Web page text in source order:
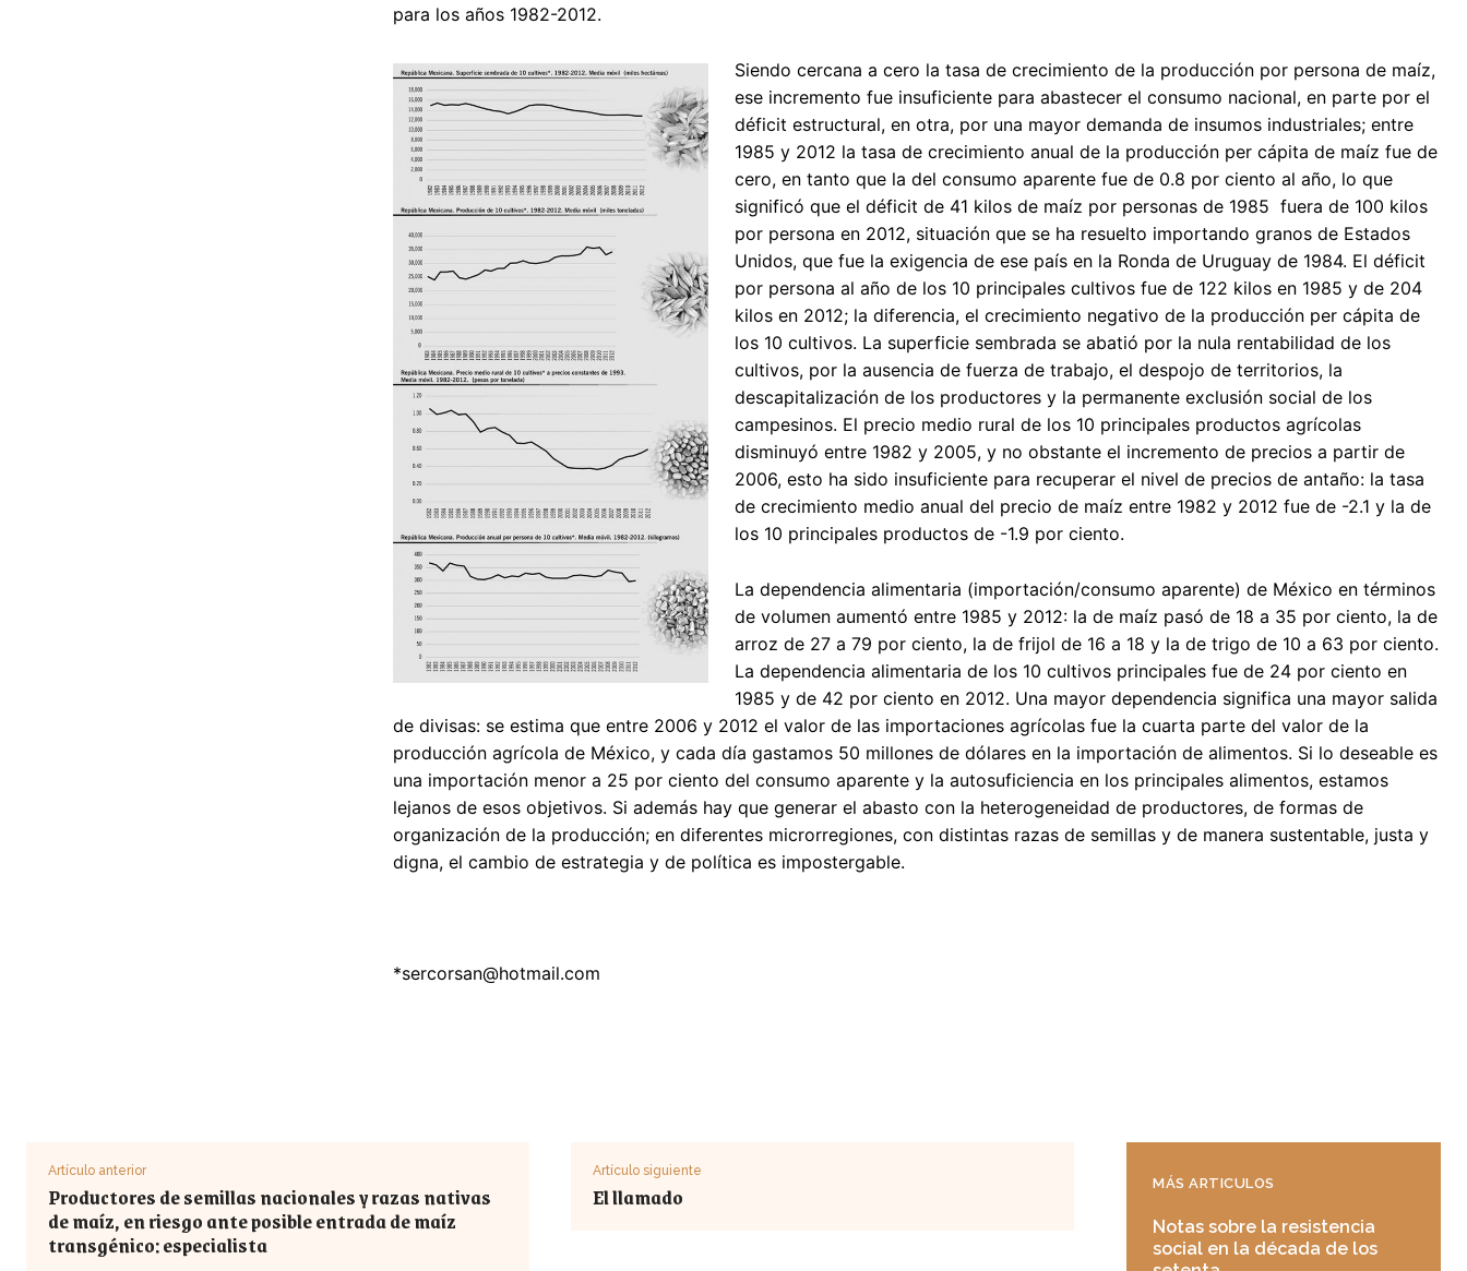
para los años 1982-2012.
Siendo cercana a cero la tasa de crecimiento de la producción por persona de maíz,
ese incremento fue insuficiente para abastecer el consumo nacional, en parte por el
déficit estructural, en otra, por una mayor demanda de insumos industriales; entre
1985 y 2012 la tasa de crecimiento anual de la producción per cápita de maíz fue de
cero, en tanto que la del consumo aparente fue de 0.8 por ciento al año, lo que
significó que el déficit de 41 kilos de maíz por personas de 1985 fuera de 100 kilos
por persona en 2012, situación que se ha resuelto importando granos de Estados
Unidos, que fue la exigencia de ese país en la Ronda de Uruguay de 1984. El déficit
por persona al año de los 10 principales cultivos fue de 122 kilos en 1985 y de 204
kilos en 2012; la diferencia, el crecimiento negativo de la producción per cápita de
los 10 cultivos. La superficie sembrada se abatió por la nula rentabilidad de los
cultivos, por la ausencia de fuerza de trabajo, el despojo de territorios, la
descapitalización de los productores y la permanente exclusión social de los
campesinos. El precio medio rural de los 10 principales productos agrícolas
disminuyó entre 1982 y 2005, y no obstante el incremento de precios a partir de
2006, esto ha sido insuficiente para recuperar el nivel de precios de antaño: la tasa
de crecimiento medio anual del precio de maíz entre 1982 y 2012 fue de -2.1 y la de
los 10 principales productos de -1.9 por ciento.
La dependencia alimentaria (importación/consumo aparente) de México en términos
de volumen aumentó entre 1985 y 2012: la de maíz pasó de 18 a 35 por ciento, la de
arroz de 27 a 79 por ciento, la de frijol de 16 a 18 y la de trigo de 10 a 63 por ciento.
La dependencia alimentaria de los 10 cultivos principales fue de 24 por ciento en
1985 y de 42 por ciento en 2012. Una mayor dependencia significa una mayor salida
de divisas: se estima que entre 2006 y 2012 el valor de las importaciones agrícolas fue la cuarta parte del valor de la
producción agrícola de México, y cada día gastamos 50 millones de dólares en la importación de alimentos. Si lo deseable es
una importación menor a 25 por ciento del consumo aparente y la autosuficiencia en los principales alimentos, estamos
lejanos de esos objetivos. Si además hay que generar el abasto con la heterogeneidad de productores, de formas de
organización de la producción; en diferentes microrregiones, con distintas razas de semillas y de manera sustentable, justa y
digna, el cambio de estrategia y de política es impostergable.
*sercorsan@hotmail.com
Artículo anterior
Productores de semillas nacionales y razas nativas
de maíz, en riesgo ante posible entrada de maíz
transgénico: especialista
Artículo siguiente
El llamado MÁS ARTICULOS
Notas sobre la resistencia
social en la década de los